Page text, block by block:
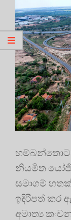
හම්බන්තොට
නියමිත
සමාගම් හතක්
ඉදිරිපත් කර
අමාත්‍ය